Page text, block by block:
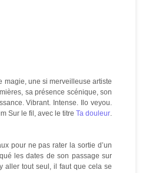
magie, une si merveilleuse artiste
sa présence scénique, son
Vibrant. Intense. Ilo veyou.
Sur le fil, avec le titre Ta douleur
pour ne pas rater la sortie d’un
les dates de son passage sur
aller tout seul, il faut que cela se